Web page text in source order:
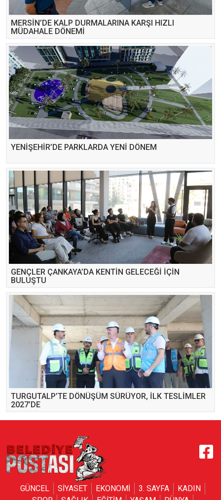
MERSİN’DE KALP DURMALARINA KARŞI HIZLI
MÜDAHALE DÖNEMİ
YENİŞEHİR’DE PARKLARDA YENİ DÖNEM
GENÇLER ÇANKAYA’DA KENTİN GELECEĞİ İÇİN
BULUŞTU
TURGUTALP’TE DÖNÜŞÜM SÜRÜYOR, İLK TESLİMLER
2027’DE
GÜNCEL SİYASET EKONOMİ 3. SAYFA
KADIN